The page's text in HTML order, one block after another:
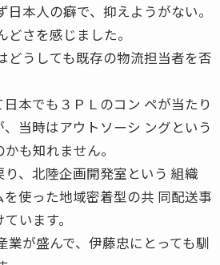
日本人の癖で、抑えようがない。
さを感じました。
どうしても既存の物流担当者を否
本でも３ＰＬのコン ペが当たり
当時はアウトソーシ ングという
も知れません。
、北陸企画開発室という 組織
使った地域密着型の共 同配送事
います。
業が盛んで、伊藤忠にとっても馴